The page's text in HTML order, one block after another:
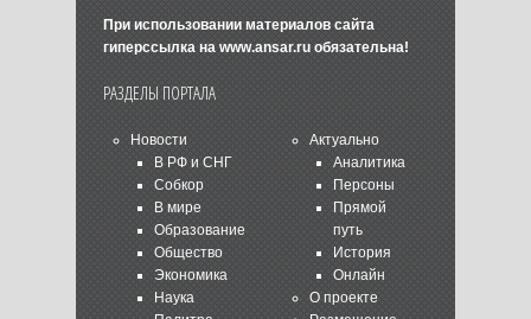
При использовании материалов сайта
гиперссылка на www.ansar.ruобязательна!
РАЗДЕЛЫ ПОРТАЛА
Новости
В РФ и СНГ
Собкор
В мире
Образование
Общество
Экономика
Наука
Актуально
Аналитика
Персоны
Прямой
путь
История
Онлайн
О проекте